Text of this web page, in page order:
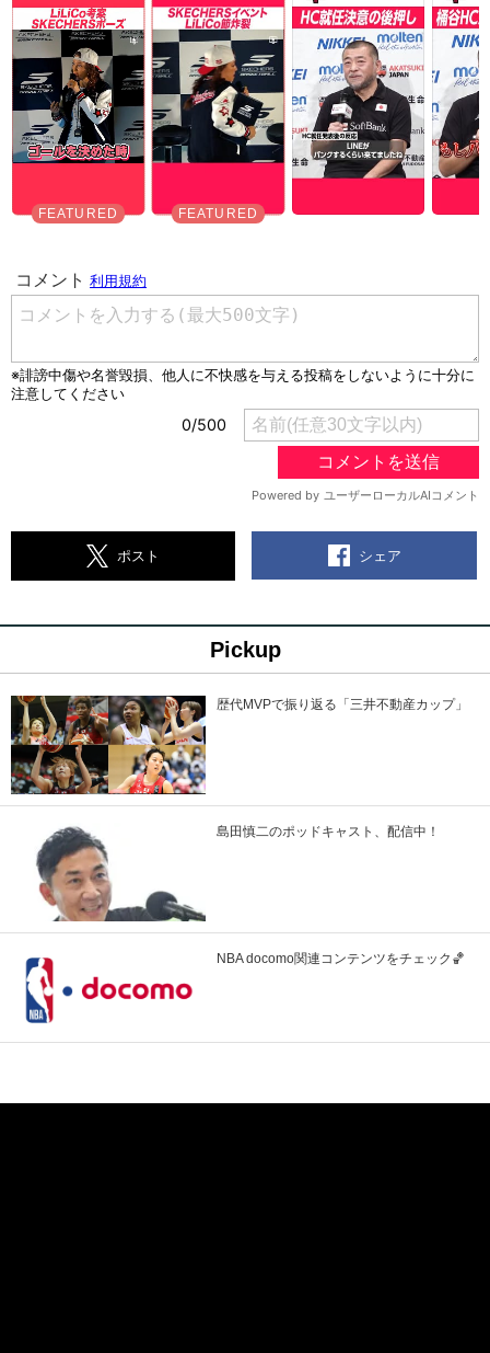
ポスト シェア
Pickup
歴代MVPで振り返る「三井不動産カップ」
島田慎二のポッドキャスト、配信中！
NBA docomo関連コンテンツをチェック🏀